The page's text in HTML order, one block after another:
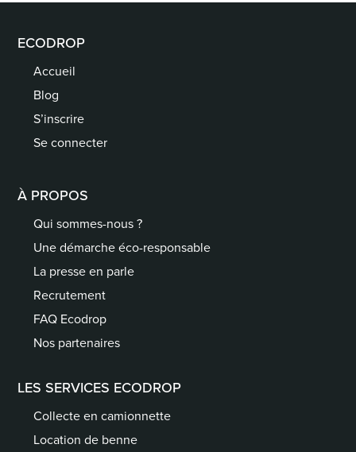
ECODROP
Accueil
Blog
S’inscrire
Se connecter
À PROPOS
Qui sommes-nous ?
Une démarche éco-responsable
La presse en parle
Recrutement
FAQ Ecodrop
Nos partenaires
LES SERVICES ECODROP
Collecte en camionnette
Location de benne